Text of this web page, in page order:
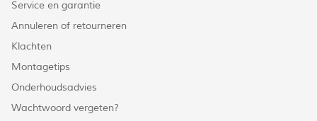
Service en garantie
Annuleren of retourneren
Klachten
Montagetips
Onderhoudsadvies
Wachtwoord vergeten?